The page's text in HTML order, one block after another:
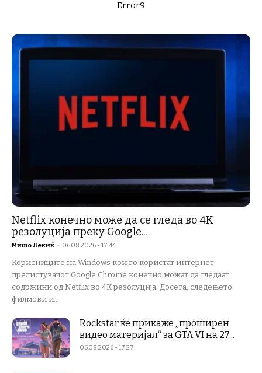
Error9
Netflix конечно може да се гледа во 4K
резолуција преку Google...
Мишо Лекиќ - 06.08.2026 - 17:44
Корисниците на Windows кои го користат интернет
прелистувачот Google Chrome конечно можат да гледаат
содржини од Netflix во 4K резолуција. Досега, следењето
филмови и...
Rockstar ќе прикаже „проширен
видео материјал“ за GTA VI на 27...
06.08.2026 - 17:27